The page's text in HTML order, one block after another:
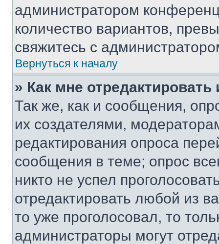
администратором
количество вариантов,
свяжитесь с
Вернуться к началу
» Как мне
Так же, как и сообщения,
их создателями,
редактирования опроса
сообщения в теме; опрос
никто не успел
отредактировать любой из
то уже проголосовал, то
администраторы могут